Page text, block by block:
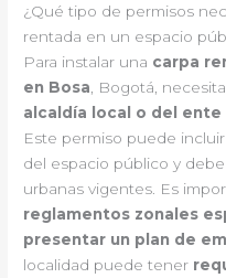
¿Qué tipo de permisos
rentada en un espacio
Para instalar una carpa
en Bosa , Bogotá,
alcaldía local o del
Este permiso puede
del espacio público y
urbanas vigentes. Es
reglamentos zonales
presentar un plan de
localidad puede tener